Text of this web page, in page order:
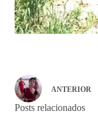
ANTERIOR
Posts relacionados